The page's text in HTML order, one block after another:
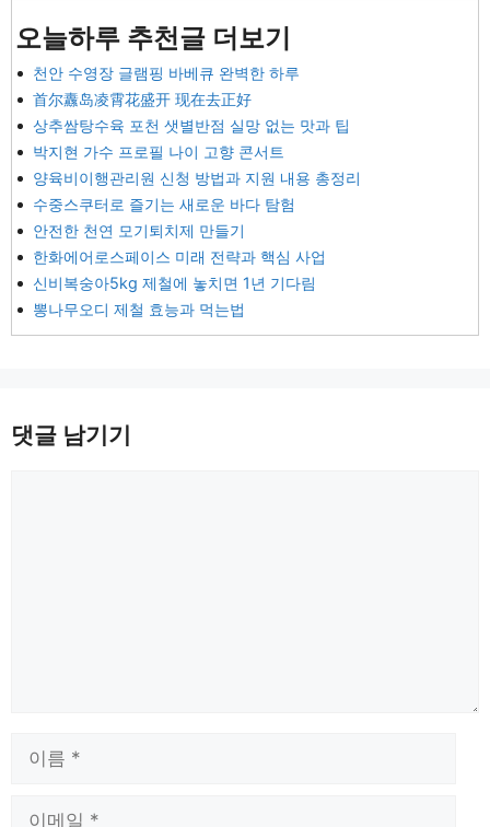
오늘하루 추천글 더보기
천안 수영장 글램핑 바베큐 완벽한 하루
首尔纛岛凌霄花盛开 现在去正好
상추쌈탕수육 포천 샛별반점 실망 없는 맛과 팁
박지현 가수 프로필 나이 고향 콘서트
양육비이행관리원 신청 방법과 지원 내용 총정리
수중스쿠터로 즐기는 새로운 바다 탐험
안전한 천연 모기퇴치제 만들기
한화에어로스페이스 미래 전략과 핵심 사업
신비복숭아5kg 제철에 놓치면 1년 기다림
뽕나무오디 제철 효능과 먹는법
댓글 남기기